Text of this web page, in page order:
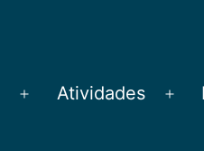
Abrir
Atividades